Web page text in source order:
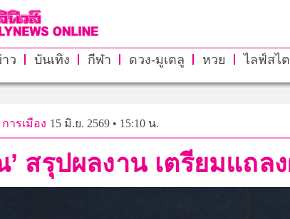
ว บันเทิง กีฬา ดวง-มูเตลู หวย ไลฟ์สไ
การเมือง 15 มิ.ย. 2569 • 15:10 น.
’ สรุปผลงาน เตรียมแถ